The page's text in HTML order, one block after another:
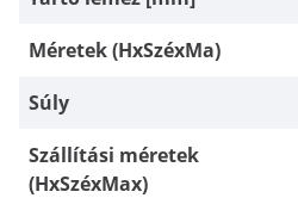
Méretek (HxSzéxMa)
Súly
Szállítási méretek
(HxSzéxMax)